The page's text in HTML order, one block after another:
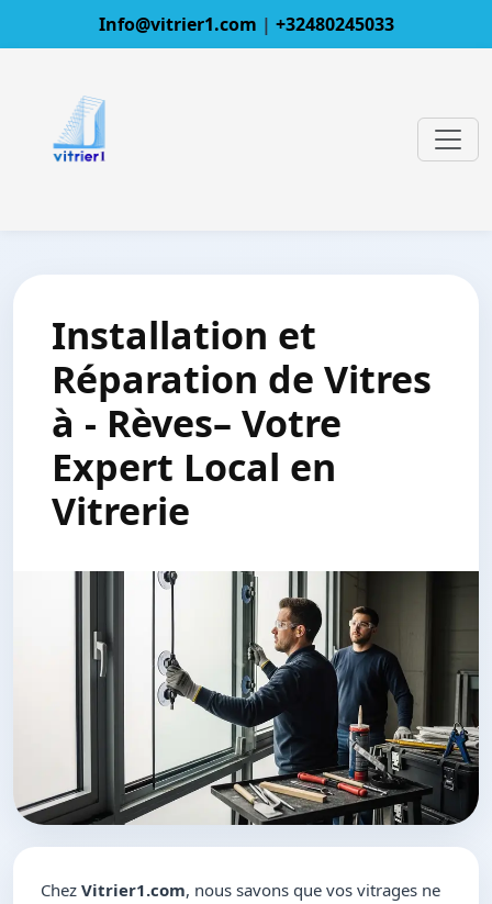
Info@vitrier1.com | +32480245033
Installation et
Réparation de Vitres
à - Rèves– Votre
Expert Local en
Vitrerie
Chez Vitrier1.com, nous savons que vos vitrages ne